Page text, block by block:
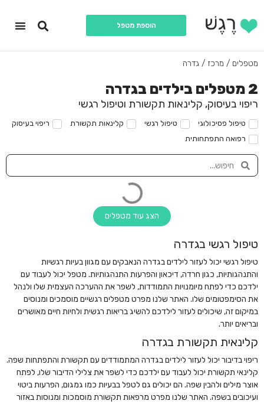
הוספת מטפל
מטפלים / מרכז / גדרה
2 מטפלים בילדים בגדרה
ריפוי בעיסוק, קלינאות תקשורת וטיפול רגשי
טיפול פסיכולוגי טיפול רגשי קלינאות תקשורת
ריפוי בעיסוק
רפואה התפתחותית
הצג עוד מטפלים
טיפול רגשי בגדרה
טיפול רגשי יכול לעזור לילדים בגדרה הנאבקים עם מגוון בעיות רגשיות
והתנהגותיות, כגון חרדה, דיכאון והפרעות התנהגותיות. מטפל יכול לעבוד עם
ילדכם כדי לפתח מיומנויות התמודדות, לשפר את ההערכה העצמית שלו ולנהל
את הסימפטומים שלו. האתר שלנו מפרט מטפלים רגשיים מוסמכים ומנוסים
במיקום זה, שיכולים לעזור לילדכם להשיג בריאות רגשית ולחיות חיים מאושרים
ובריאים יותר.
קלינאית תקשורת בגדרה
ריפוי בדיבור יכול לעזור לילדים בגדרה המתמודדים עם תקשורת והתפתחות שפה.
קלינאי תקשורת יכול לעבוד עם ילדכם כדי לשפר את צלילי הדיבור שלו, לפתח
אוצר מילים ולהבין שפה. הם יכולים גם לטפל בבעיות כמו גמגום, הפרעות ביטוי
ועיכובים בשפה. האתר שלנו מפרט מרפאות תקשורת מוסמכות ומנוסות באזור